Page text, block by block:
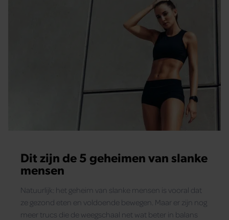
Dit zijn de 5 geheimen van slanke
mensen
Natuurlijk: het geheim van slanke mensen is vooral dat
ze gezond eten en voldoende bewegen. Maar er zijn nog
meer trucs die de weegschaal net wat beter in balans